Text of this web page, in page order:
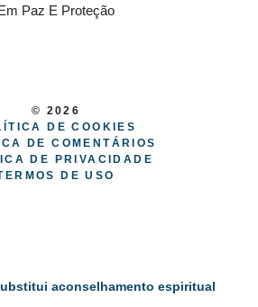
Paz E Proteção
© 2026
DE COOKIES
DE COMENTÁRIOS
DE PRIVACIDADE
DE USO
aconselhamento espiritual